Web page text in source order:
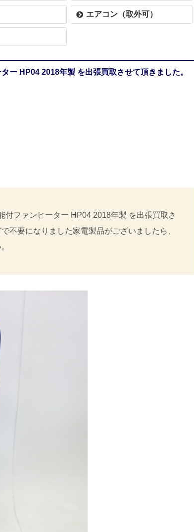
エアコン（取外可）
ー HP04 2018年製 を出張買取させて頂きました。
ファンヒーター HP04 2018年製 を出張買取さ
不要になりました家電製品がございましたら、